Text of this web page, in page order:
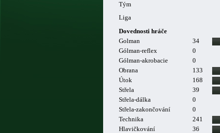
Tým
Liga
Dovednosti hráče
Golman
34
Gólman-reflex
0
Gólman-akrobacie
0
Obrana
133
Útok
168
Střela
39
Střela-dálka
0
Střela-zakončování
0
Technika
241
Hlavičkování
36